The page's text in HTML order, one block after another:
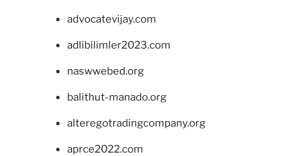
advocatevijay.com
adlibilimler2023.com
naswwebed.org
balithut-manado.org
alteregotradingcompany.org
aprce2022.com